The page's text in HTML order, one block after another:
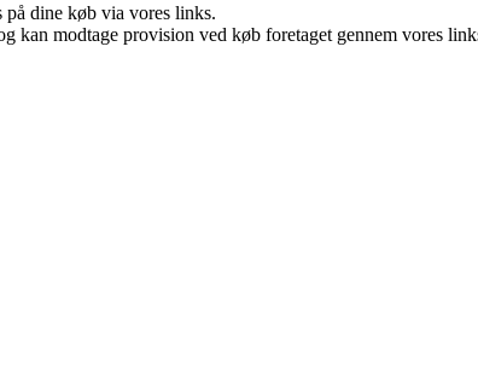
dine køb via vores links.
kan modtage provision ved køb foretaget gennem vores